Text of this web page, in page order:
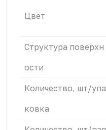
Цвет
Структура поверхн
ости
Количество, шт/упа
ковка